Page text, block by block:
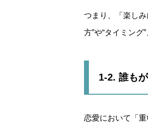
つまり、「楽し
方”や“タイミング
1-2. 誰も
恋愛において「